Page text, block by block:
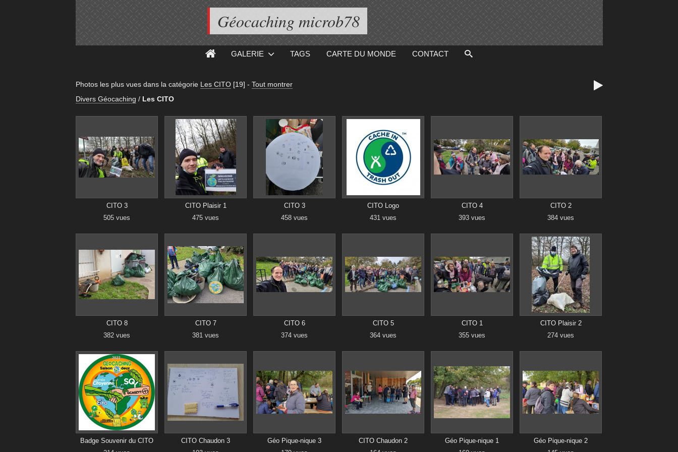
Géocaching microb78
GALERIE TAGS CARTE DU MONDE CONTACT
Photos les plus vues dans la catégorie Les CITO [19] - Tout montrer
Divers Géocaching / Les CITO

CITO 3
505 vues
CITO Plaisir 1
475 vues
CITO 3
458 vues
CITO Logo
431 vues
CITO 4
393 vues
CITO 2
384 vues
CITO 8
382 vues
CITO 7
381 vues
CITO 6
374 vues
CITO 5
364 vues
CITO 1
355 vues
CITO Plaisir 2
274 vues
Badge Souvenir du CITO
CITO Chaudon 3
Géo Pique-nique 3
CITO Chaudon 2
Géo Pique-nique 1
Géo Pique-nique 2